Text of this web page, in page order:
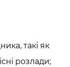
такі як
розлади;